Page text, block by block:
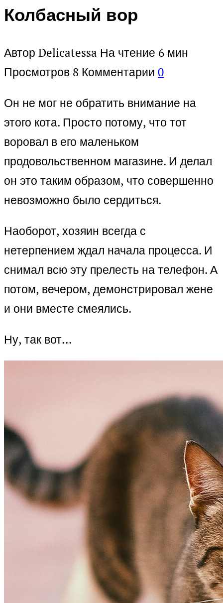
Колбасный вор
Автор Delicatessa На чтение 6 мин
Просмотров 8 Комментарии 0
Он не мог не обратить внимание на
этого кота. Просто потому, что тот
воровал в его маленьком
продовольственном магазине. И делал
он это таким образом, что совершенно
невозможно было сердиться.
Наоборот, хозяин всегда с
нетерпением ждал начала процесса. И
снимал всю эту прелесть на телефон. А
потом, вечером, демонстрировал жене
и они вместе смеялись.
Ну, так вот…